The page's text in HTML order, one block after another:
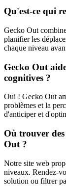
Qu'est-ce qui
Gecko Out
planifier les
chaque niveau
Gecko Out
cognitives ?
Oui ! Gecko Out
problèmes et la
d'anticiper et
Où trouver
Out ?
Notre site web
niveaux. Rendez-
solution ou filtrer